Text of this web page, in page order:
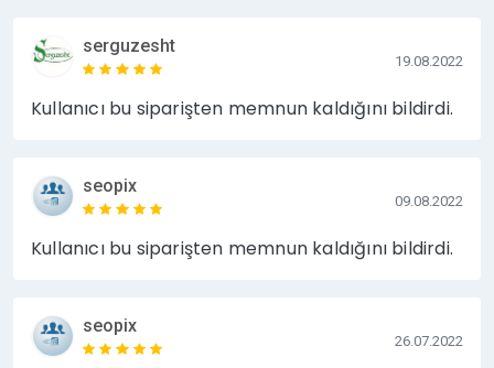
serguzesht
19.08.2022
Kullanıcı bu siparişten memnun kaldığını bildirdi.
seopix
09.08.2022
Kullanıcı bu siparişten memnun kaldığını bildirdi.
seopix
26.07.2022